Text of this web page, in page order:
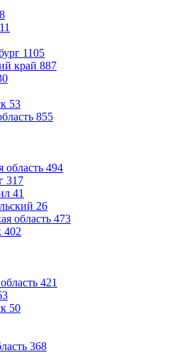
11
1105
край 887
53
855
область 494
317
41
26
область 473
402
421
50
368